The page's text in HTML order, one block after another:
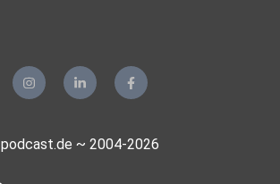
podcast.de ~ 2004-2026